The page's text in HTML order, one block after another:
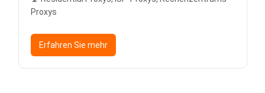
Proxys
Erfahren Sie mehr